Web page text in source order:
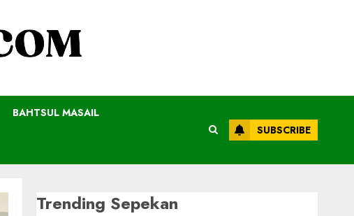
BAHTSUL MASAIL
SUBSCRIBE
Trending Sepekan